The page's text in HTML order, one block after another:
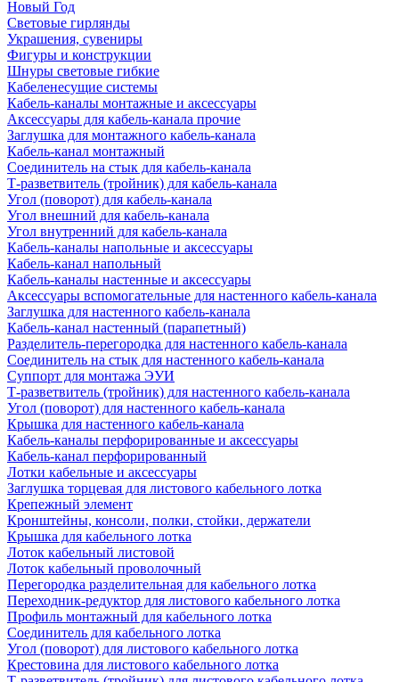
Новый Год
Световые гирлянды
Украшения, сувениры
Фигуры и конструкции
Шнуры световые гибкие
Кабеленесущие системы
Кабель-каналы монтажные и аксессуары
Аксессуары для кабель-канала прочие
Заглушка для монтажного кабель-канала
Кабель-канал монтажный
Соединитель на стык для кабель-канала
Т-разветвитель (тройник) для кабель-канала
Угол (поворот) для кабель-канала
Угол внешний для кабель-канала
Угол внутренний для кабель-канала
Кабель-каналы напольные и аксессуары
Кабель-канал напольный
Кабель-каналы настенные и аксессуары
Аксессуары вспомогательные для настенного кабель-канала
Заглушка для настенного кабель-канала
Кабель-канал настенный (парапетный)
Разделитель-перегородка для настенного кабель-канала
Соединитель на стык для настенного кабель-канала
Суппорт для монтажа ЭУИ
Т-разветвитель (тройник) для настенного кабель-канала
Угол (поворот) для настенного кабель-канала
Крышка для настенного кабель-канала
Кабель-каналы перфорированные и аксессуары
Кабель-канал перфорированный
Лотки кабельные и аксессуары
Заглушка торцевая для листового кабельного лотка
Крепежный элемент
Кронштейны, консоли, полки, стойки, держатели
Крышка для кабельного лотка
Лоток кабельный листовой
Лоток кабельный проволочный
Перегородка разделительная для кабельного лотка
Переходник-редуктор для листового кабельного лотка
Профиль монтажный для кабельного лотка
Соединитель для кабельного лотка
Угол (поворот) для листового кабельного лотка
Крестовина для листового кабельного лотка